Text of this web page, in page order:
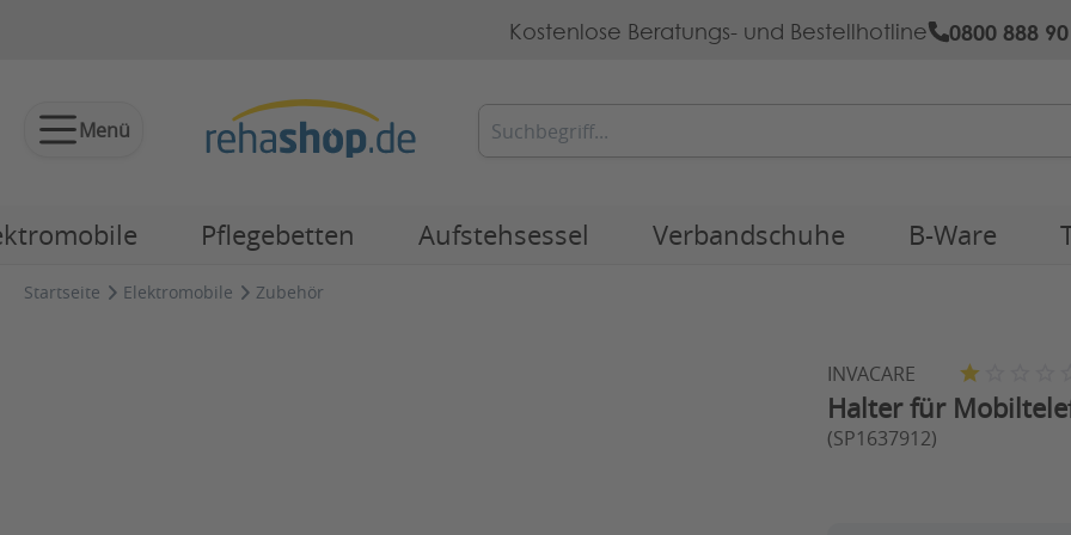
Kostenlose Beratungs- und Bestellhotline 0800 888
Menü
Pflegebetten Aufstehsessel Verbandschuhe B-Ware
Startseite Elektromobile Zubehör
INVACARE
Halter für
(SP1637912)